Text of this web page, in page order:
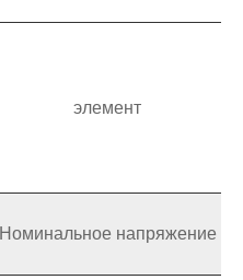
элемент
Номинальное напряжение